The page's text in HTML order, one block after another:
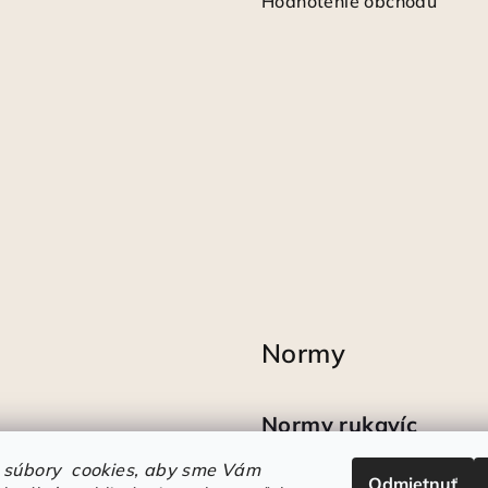
cookies, aby sme Vám
Odmietnuť
Normy
Normy rukavíc